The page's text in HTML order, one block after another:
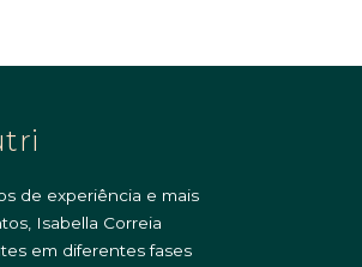
de experiência e mais
Isabella Correia
em diferentes fases